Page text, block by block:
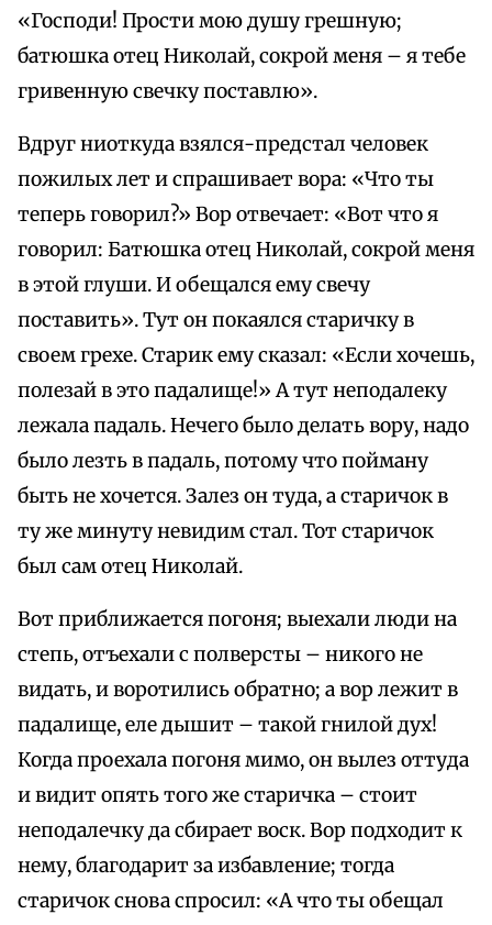
«Господи! Прости мою душу грешную;
батюшка отец Николай, сокрой меня – я тебе
гривенную свечку поставлю».
Вдруг ниоткуда взялся-предстал человек
пожилых лет и спрашивает вора: «Что ты
теперь говорил?» Вор отвечает: «Вот что я
говорил: Батюшка отец Николай, сокрой меня
в этой глуши. И обещался ему свечу
поставить». Тут он покаялся старичку в
своем грехе. Старик ему сказал: «Если хочешь,
полезай в это падалище!» А тут неподалеку
лежала падаль. Нечего было делать вору, надо
было лезть в падаль, потому что пойману
быть не хочется. Залез он туда, а старичок в
ту же минуту невидим стал. Тот старичок
был сам отец Николай.
Вот приближается погоня; выехали люди на
степь, отъехали с полверсты – никого не
видать, и воротились обратно; а вор лежит в
падалище, еле дышит – такой гнилой дух!
Когда проехала погоня мимо, он вылез оттуда
и видит опять того же старичка – стоит
неподалечку да сбирает воск. Вор подходит к
нему, благодарит за избавление; тогда
старичок снова спросил: «А что ты обещал